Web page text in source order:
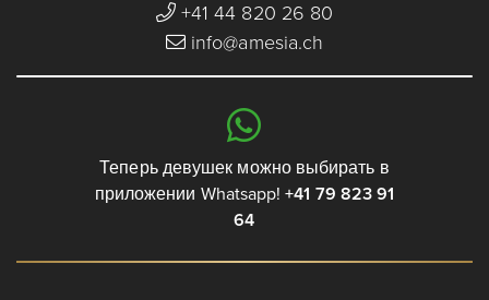
+41 44 820 26 80
info@amesia.ch
Теперь девушек можно выбирать в
приложении Whatsapp!+41 79 823 91
64